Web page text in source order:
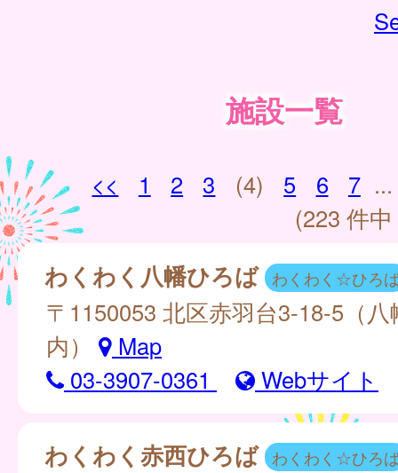
施設一覧
<< 1 2 3 (4) 5 6 7 ...
(223 件
わくわく八幡ひろば わくわく☆ひろ
〒1150053 北区赤羽台3-18-5（
内）
Map
03-3907-0361
Webサイト
わくわく赤西ひろば わくわく☆ひろ